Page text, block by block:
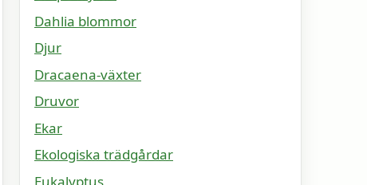
Dahlia blommor
Djur
Dracaena-växter
Druvor
Ekar
Ekologiska trädgårdar
Eukalyptus